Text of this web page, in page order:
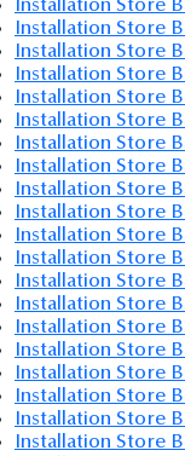
Installation Store
Installation Store
Installation Store
Installation Store
Installation Store
Installation Store
Installation Store
Installation Store
Installation Store
Installation Store
Installation Store
Installation Store
Installation Store
Installation Store
Installation Store
Installation Store
Installation Store
Installation Store
Installation Store
Installation Store